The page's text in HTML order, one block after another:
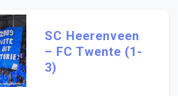
SC Heerenveen
– FC Twente (1-
3)